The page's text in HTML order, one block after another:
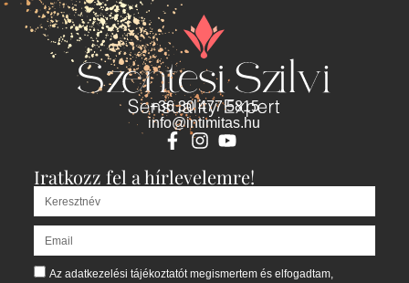
+36 30 477 5815
info@intimitas.hu
Iratkozz fel a hírlevelemre!
Az adatkezelési tájékoztatót megismertem és elfogadtam,